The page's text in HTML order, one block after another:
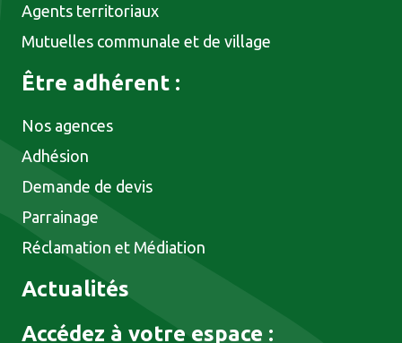
Agents territoriaux
Mutuelles communale et de village
Être adhérent :
Nos agences
Adhésion
Demande de devis
Parrainage
Réclamation et Médiation
Actualités
Accédez à votre espace :